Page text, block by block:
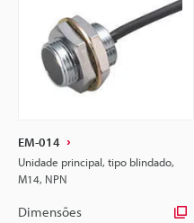
EM-014
Unidade principal, tipo blindado,
M14, NPN
Dimensões